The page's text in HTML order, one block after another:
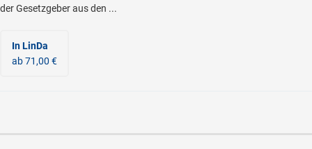
der Gesetzgeber aus den ...
In LinDa
ab 71,00 €